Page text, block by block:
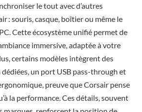
le tout avec d’autres
: souris, casque, boîtier ou même le
Cette écosystème unifié permet de
immersive, adaptée à votre
certains modèles intègrent des
un port USB pass-through et
preuve que Corsair pense
la performance. Ces détails, souvent